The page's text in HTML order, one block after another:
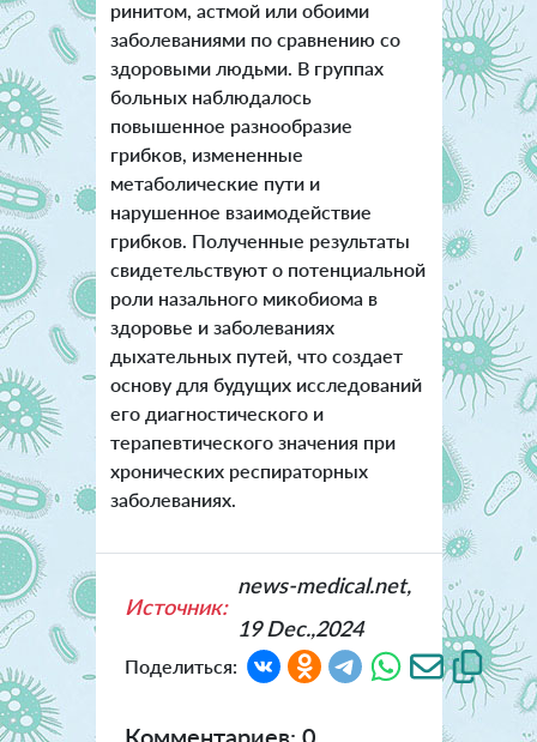
ринитом, астмой или обоими
заболеваниями по сравнению со
здоровыми людьми. В группах
больных наблюдалось
повышенное разнообразие
грибков, измененные
метаболические пути и
нарушенное взаимодействие
грибков. Полученные результаты
свидетельствуют о потенциальной
роли назального микобиома в
здоровье и заболеваниях
дыхательных путей, что создает
основу для будущих исследований
его диагностического и
терапевтического значения при
хронических респираторных
заболеваниях.
Источник:
news-medical.net,
19 Dec.,2024
Поделиться: